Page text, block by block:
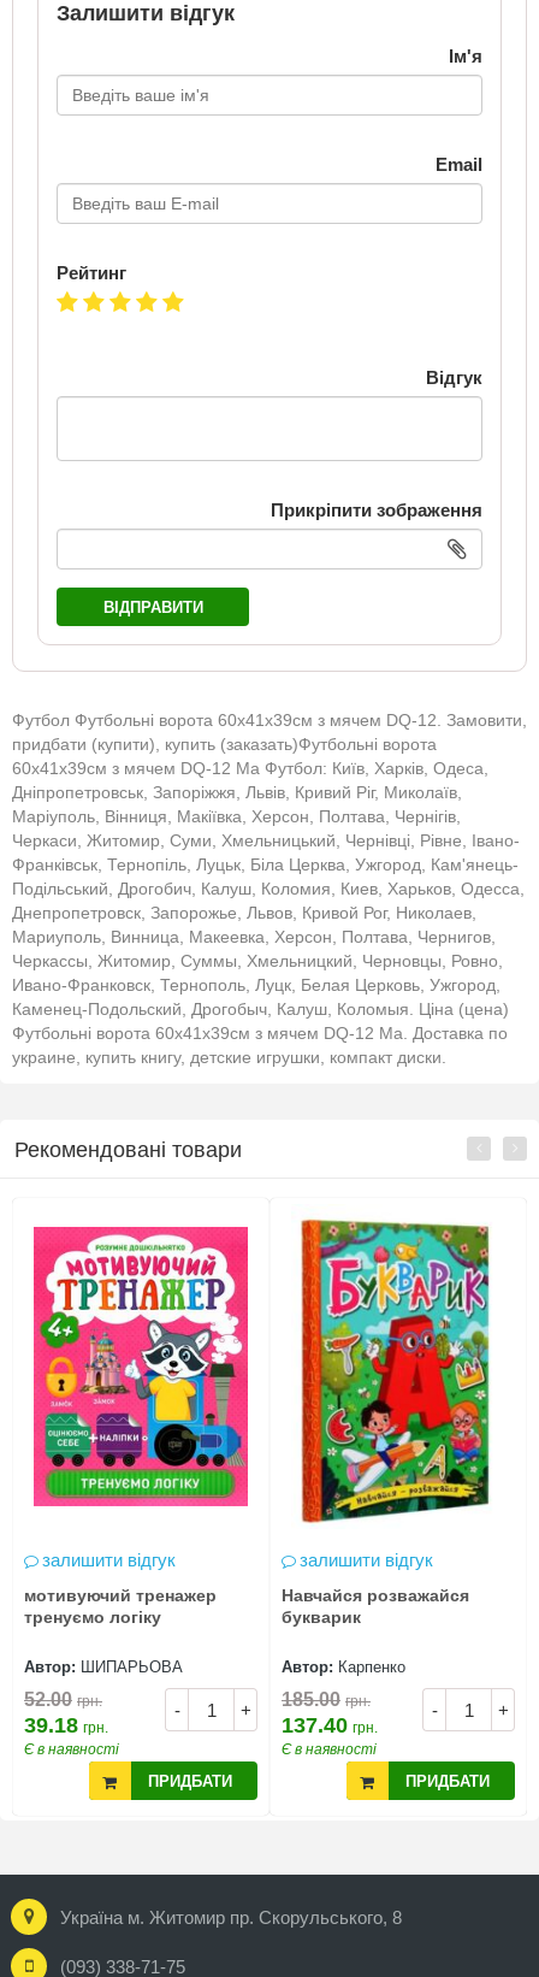
Залишити відгук
Ім'я
Email
Рейтинг
Відгук
Прикріпити зображення
ВІДПРАВИТИ
Футбол Футбольні ворота 60х41х39см з мячем DQ-12. Замовити,
придбати (купити), купить (заказать)Футбольні ворота
60х41х39см з мячем DQ-12 Ма Футбол: Київ, Харків, Одеса,
Дніпропетровськ, Запоріжжя, Львів, Кривий Ріг, Миколаїв,
Маріуполь, Вінниця, Макіївка, Херсон, Полтава, Чернігів,
Черкаси, Житомир, Суми, Хмельницький, Чернівці, Рівне, Івано-
Франківськ, Тернопіль, Луцьк, Біла Церква, Ужгород, Кам'янець-
Подільський, Дрогобич, Калуш, Коломия, Киев, Харьков, Одесса,
Днепропетровск, Запорожье, Львов, Кривой Рог, Николаев,
Мариуполь, Винница, Макеевка, Херсон, Полтава, Чернигов,
Черкассы, Житомир, Суммы, Хмельницкий, Черновцы, Ровно,
Ивано-Франковск, Тернополь, Луцк, Белая Церковь, Ужгород,
Каменец-Подольский, Дрогобыч, Калуш, Коломыя. Ціна (цена)
Футбольні ворота 60х41х39см з мячем DQ-12 Ма. Доставка по
украине, купить книгу, детские игрушки, компакт диски.
Рекомендовані товари
залишити відгук
мотивуючий тренажер
тренуємо логіку
Автор: ШИПАРЬОВА
- +
52.00 грн.
39.18 грн.
Є в наявності
ПРИДБАТИ
залишити відгук
Навчайся розважайся
букварик
Автор: Карпенко
- +
185.00 грн.
137.40 грн.
Є в наявності
ПРИДБАТИ
Україна м. Житомир пр. Скорульського, 8
(093) 338-71-75